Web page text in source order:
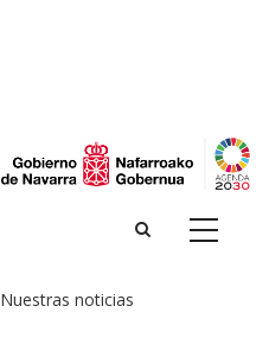
Nuestras noticias